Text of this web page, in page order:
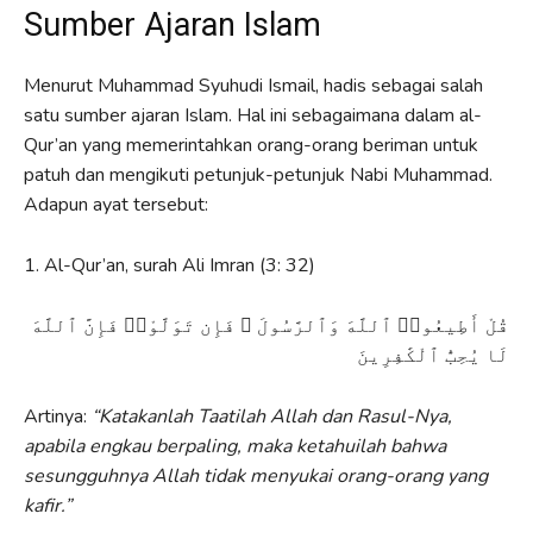
Sumber Ajaran Islam
Menurut Muhammad Syuhudi Ismail, hadis sebagai salah
satu sumber ajaran Islam. Hal ini sebagaimana dalam al-
Qur’an yang memerintahkan orang-orang beriman untuk
patuh dan mengikuti petunjuk-petunjuk Nabi Muhammad.
Adapun ayat tersebut:
1. Al-Qur’an, surah Ali Imran (3: 32)
قُلْ أَطِيعُوا۟ ٱللَّهَ وَٱلرَّسُولَ ۖ فَإِن تَوَلَّوْا۟ فَإِنَّ ٱللَّهَ
لَا يُحِبُّ ٱلْكَٰفِرِينَ
Artinya: “Katakanlah Taatilah Allah dan Rasul-Nya,
apabila engkau berpaling, maka ketahuilah bahwa
sesungguhnya Allah tidak menyukai orang-orang yang
kafir.”